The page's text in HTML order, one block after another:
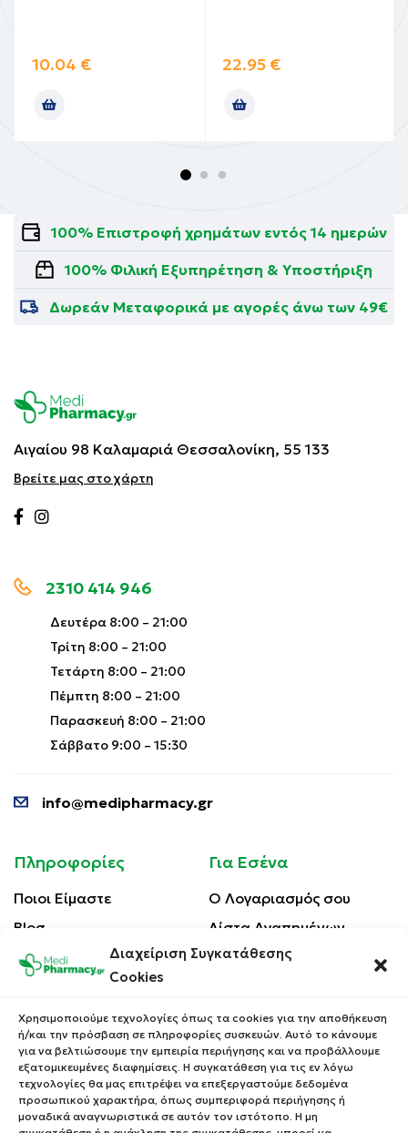
Διαχείριση Συγκατάθεσης
Cookies
Χρησιμοποιούμε τεχνολογίες όπως τα cookies για την αποθήκευση
ή/και την πρόσβαση σε πληροφορίες συσκευών. Αυτό το κάνουμε
για να βελτιώσουμε την εμπειρία περιήγησης και να προβάλλουμε
εξατομικευμένες διαφημίσεις. Η συγκατάθεση για τις εν λόγω
τεχνολογίες θα μας επιτρέψει να επεξεργαστούμε δεδομένα
προσωπικού χαρακτήρα, όπως συμπεριφορά περιήγησης ή
μοναδικά αναγνωριστικά σε αυτόν τον ιστότοπο. Η μη
10.04 € 22.95 €
100% Επιστροφή χρημάτων εντός 14 ημερών
100% Φιλική Εξυπηρέτηση & Υποστήριξη
Δωρεάν Μεταφορικά με αγορές άνω των 49€
Αιγαίου 98 Καλαμαριά Θεσσαλονίκη, 55 133
Βρείτε μας στο χάρτη
2310 414 946
Δευτέρα 8:00 – 21:00
Τρίτη 8:00 – 21:00
Τετάρτη 8:00 – 21:00
Πέμπτη 8:00 – 21:00
Παρασκευή 8:00 – 21:00
Σάββατο 9:00 – 15:30
info@medipharmacy.gr
Πληροφορίες
Ποιοι Είμαστε
Blog
Επικοινωνία
Πολιτική Απορρήτου
Τρόποι Αποστολής
Τρόποι Πληρωμής
Επιστροφές Προϊόντων
Για Εσένα
Ο Λογαριασμός σου
Λίστα Αγαπημένων
Οι Παραγγελίες σου
Κέρδισε Κουπόνι
Έκπτωσης